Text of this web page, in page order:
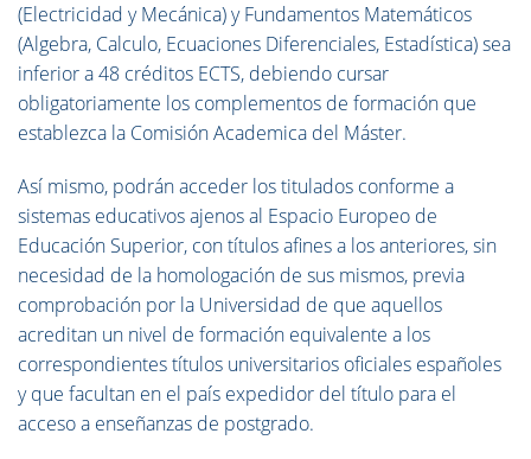
(Electricidad y Mecánica) y Fundamentos Matemáticos
(Algebra, Calculo, Ecuaciones Diferenciales, Estadística) sea
inferior a 48 créditos ECTS, debiendo cursar
obligatoriamente los complementos de formación que
establezca la Comisión Academica del Máster.
Así mismo, podrán acceder los titulados conforme a
sistemas educativos ajenos al Espacio Europeo de
Educación Superior, con títulos afines a los anteriores, sin
necesidad de la homologación de sus mismos, previa
comprobación por la Universidad de que aquellos
acreditan un nivel de formación equivalente a los
correspondientes títulos universitarios oficiales españoles
y que facultan en el país expedidor del título para el
acceso a enseñanzas de postgrado.